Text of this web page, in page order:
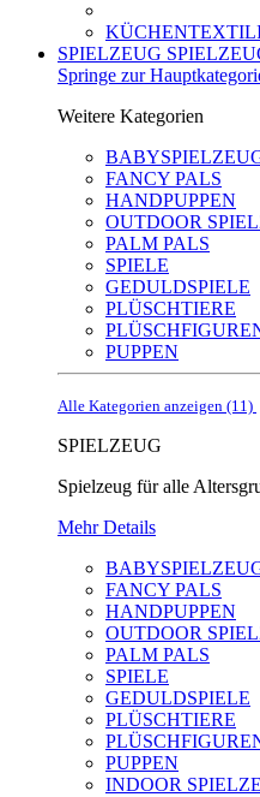
SPIELZEUG
Springe zur
Weitere Kategorien
FANCY PALS
HANDPUPPEN
OUTDOOR
PALM PALS
SPIELE
GEDULDSPIELE
PLÜSCHTIERE
PUPPEN
Alle Kategorien anzeigen (11)
SPIELZEUG
Spielzeug für alle
Mehr Details
FANCY PALS
HANDPUPPEN
OUTDOOR
PALM PALS
SPIELE
GEDULDSPIELE
PLÜSCHTIERE
PUPPEN
INDOOR